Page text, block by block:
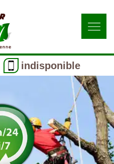
indisponible